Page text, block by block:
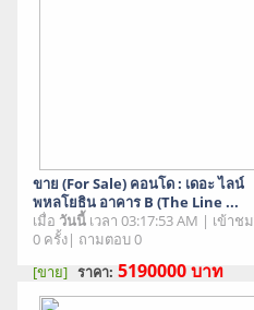
ขาย (For Sale) คอนโด : เดอะ ไลน์
พหลโยธิน อาคาร B (The Line ...
เมื่อ วันนี้เวลา 03:17:53 AM | เข้าชม
0 ครั้ง| ถามตอบ 0
[ขาย] ราคา: 5190000บาท